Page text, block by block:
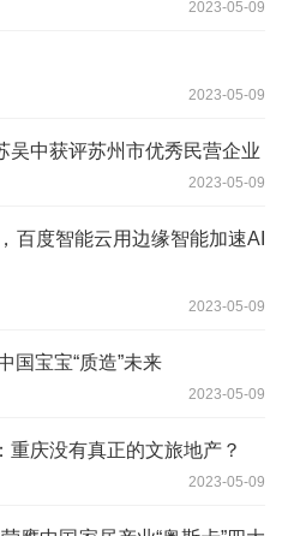
2023-05-09
2023-05-09
吴中获评苏州市优秀民营企业
2023-05-09
百度智能云用边缘智能加速AI
2023-05-09
国宝宝“质造”未来
2023-05-09
庆没有真正的文旅地产？
2023-05-09